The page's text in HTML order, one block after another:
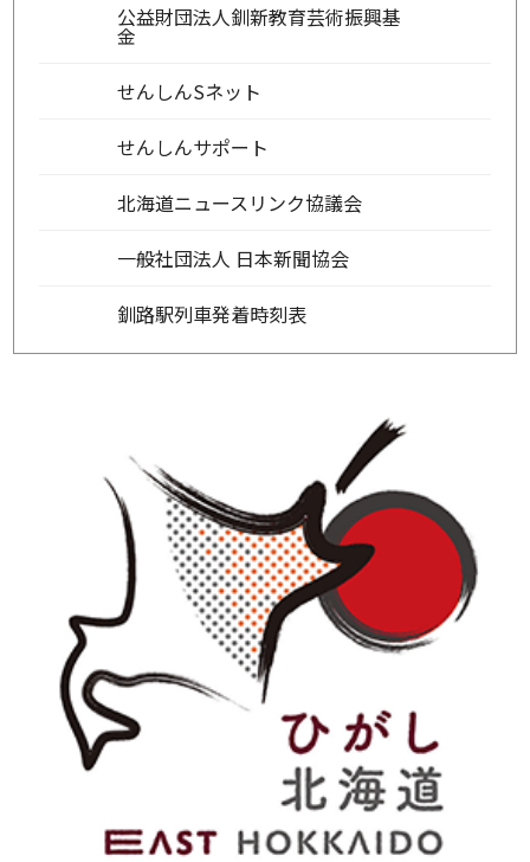
公益財団法人釧新教育芸術振興基
金
せんしんSネット
せんしんサポート
北海道ニュースリンク協議会
一般社団法人 日本新聞協会
釧路駅列車発着時刻表